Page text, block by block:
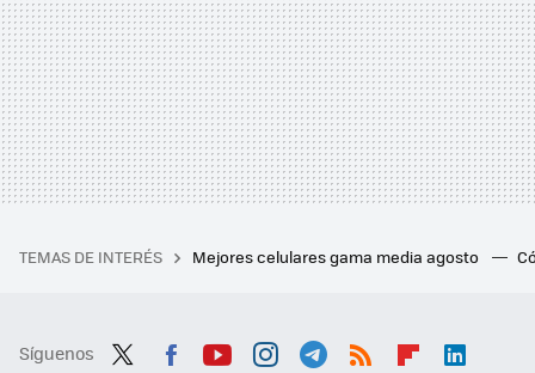
TEMAS DE INTERÉS Mejores celulares gama media agosto
Síguenos